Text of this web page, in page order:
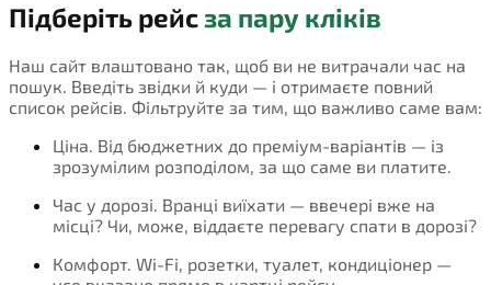
Підберіть рейсза пару кліків
Наш сайт влаштовано так, щоб ви не витрачали час на
пошук. Введіть звідки й куди — і отримаєте повний
список рейсів. Фільтруйте за тим, що важливо саме вам:
Ціна. Від бюджетних до преміум-варіантів — із
зрозумілим розподілом, за що саме ви платите.
Час у дорозі. Вранці виїхати — ввечері вже на
місці? Чи, може, віддаєте перевагу спати в дорозі?
Комфорт. Wi-Fi, розетки, туалет, кондиціонер —